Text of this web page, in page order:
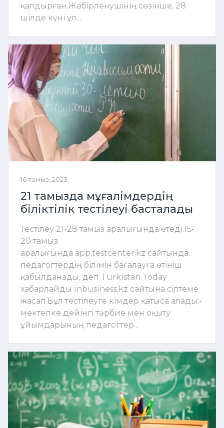
қалдырған.Жәбірленушінің сөзінше, 28
шілде күні ұл...
16 тамыз, 2023
21 тамызда мұғалімдердің
біліктілік тестілеуі басталады
Тестілеу 21-28 тамыз аралығында өтеді.15-
20 тамыз
аралығында app.testcenter.kz сайтында
педагогтердің білімін бағалауға өтініш
қабылданады, деп Turkistan Today
хабарлайды inbusiness.kz сайтына сілтеме
жасап.Бұл тестілеуге кімдер қатыса алады:-
мектепке дейінгі тәрбие мен оқыту
ұйымдарының педагогтер...